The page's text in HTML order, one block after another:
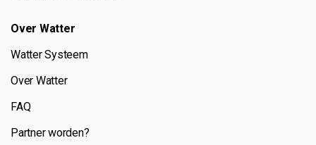
Over Watter
Watter Systeem
Over Watter
FAQ
Partner worden?